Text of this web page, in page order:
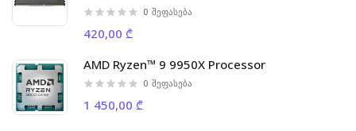
0 შეფასება
420,00 ₾
AMD Ryzen™ 9 9950X Processor
0 შეფასება
1 450,00 ₾